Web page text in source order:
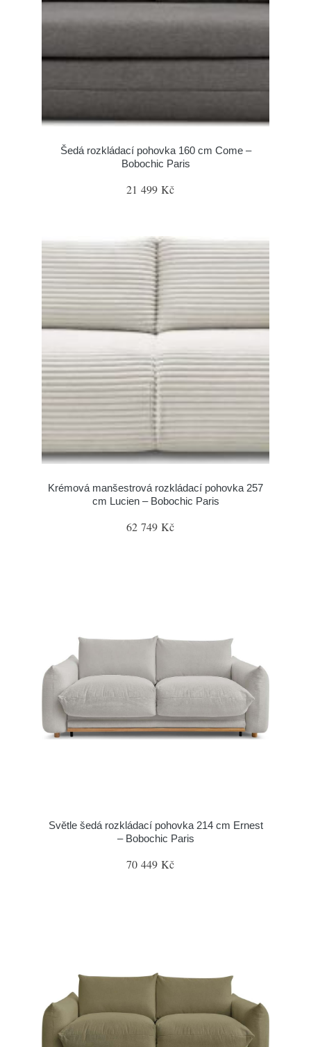
Šedá rozkládací pohovka 160 cm Come –
Bobochic Paris
21 499 Kč
Krémová manšestrová rozkládací pohovka 257
cm Lucien – Bobochic Paris
62 749 Kč
Světle šedá rozkládací pohovka 214 cm Ernest
– Bobochic Paris
70 449 Kč